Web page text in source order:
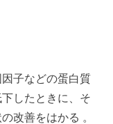
子などの蛋白質
したときに、そ
改善をはかる 。